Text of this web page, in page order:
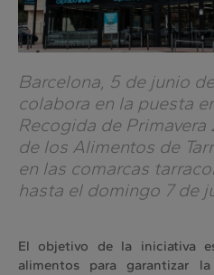
Barcelona, 5 de junio
colabora en la puesta
Recogida de
de los Alimentos de
en las comarcas
hasta el domingo 7 de
El objetivo de la iniciativa
alimentos para garantizar